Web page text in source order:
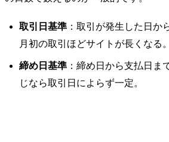
取引日基準 ：取引が発生した日か
月初の取引ほどサイトが長くなる。
締め日基準 ：締め日から支払日ま
じなら取引日によらず一定。